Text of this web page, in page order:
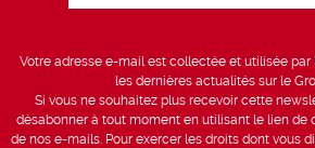
Votre adresse e-mail est collectée et utilisée par
les dernières actualités sur le
Si vous ne souhaitez plus recevoir cette
désabonner à tout moment en utilisant le lien de
de nos e-mails. Pour exercer les droits dont vous